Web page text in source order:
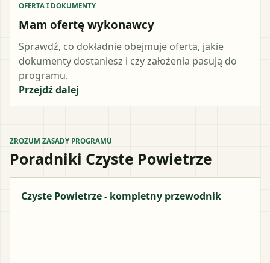
OFERTA I DOKUMENTY
Mam ofertę wykonawcy
Sprawdź, co dokładnie obejmuje oferta, jakie
dokumenty dostaniesz i czy założenia pasują do
programu.
Przejdź dalej
ZROZUM ZASADY PROGRAMU
Poradniki Czyste Powietrze
Czyste Powietrze - kompletny przewodnik